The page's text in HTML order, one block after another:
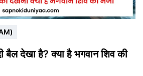
बैल देखा है? क्या है भगवान शिव की